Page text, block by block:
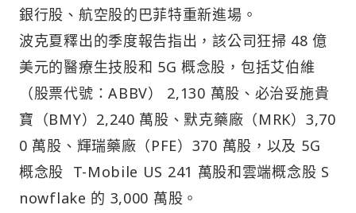
銀行股、航空股的巴菲特重新進場。
波克夏釋出的季度報告指出，該公司狂掃 48 億
美元的醫療生技股和 5G 概念股，包括艾伯維
（股票代號：ABBV） 2,130 萬股、必治妥施貴
寶（BMY）2,240 萬股、默克藥廠（MRK）3,70
0 萬股、輝瑞藥廠（PFE）370 萬股，以及 5G
概念股 T-Mobile US 241 萬股和雲端概念股 S
nowflake 的 3,000 萬股。